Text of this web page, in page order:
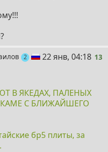
2поста 13
22 янв, 04:18 13
В ЯКЕДАХ, ПАЛЕНЫХ
С БЛИЖАЙШЕГО
бр5 плиты, за